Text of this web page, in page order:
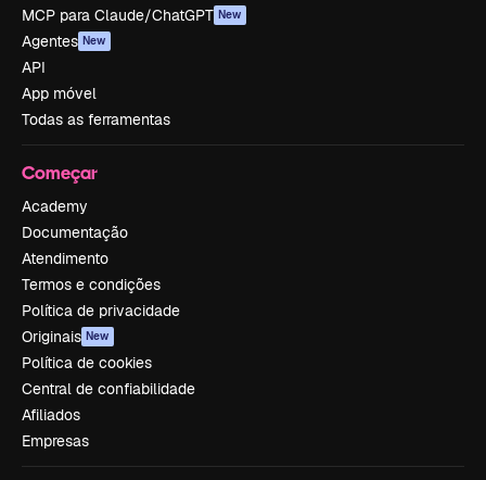
MCP para Claude/ChatGPT New
Agentes New
API
App móvel
Todas as ferramentas
Começar
Academy
Documentação
Atendimento
Termos e condições
Política de privacidade
Originais New
Política de cookies
Central de confiabilidade
Afiliados
Empresas